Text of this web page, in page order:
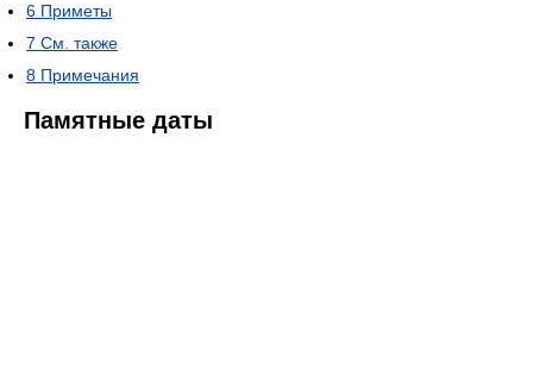
6 Приметы
7 См. также
8 Примечания
Памятные даты